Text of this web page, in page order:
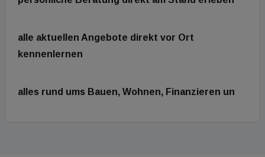
alle aktuellen Angebote direkt vor Ort
kennenlernen
alles rund ums Bauen, Wohnen, Finanzieren un